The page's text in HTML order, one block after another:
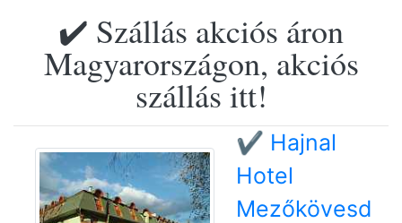
✔️ Szállás akciós áron
Magyarországon, akciós
szállás itt!
✔️ Hajnal
Hotel
Mezőkövesd